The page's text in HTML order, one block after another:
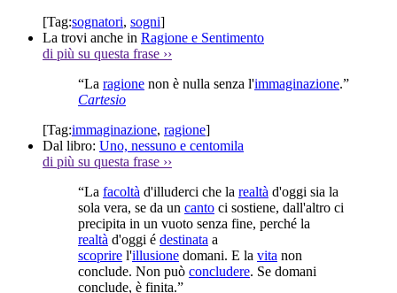
[Tag:sognatori, sogni]
La trovi anche in Ragione e Sentimento
di più su questa frase ››
“La ragione non è nulla senza l'immaginazione.”
Cartesio
[Tag:immaginazione, ragione]
Dal libro: Uno, nessuno e centomila
di più su questa frase ››
“La facoltà d'illuderci che la realtà d'oggi sia la
sola vera, se da un canto ci sostiene, dall'altro ci
precipita in un vuoto senza fine, perché la
realtà d'oggi é destinata a
scoprire l'illusione domani. E la vita non
conclude. Non può concludere. Se domani
conclude, è finita.”